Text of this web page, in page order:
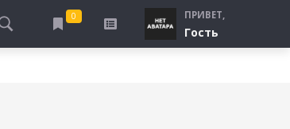
0 ПРИВЕТ,
Гость